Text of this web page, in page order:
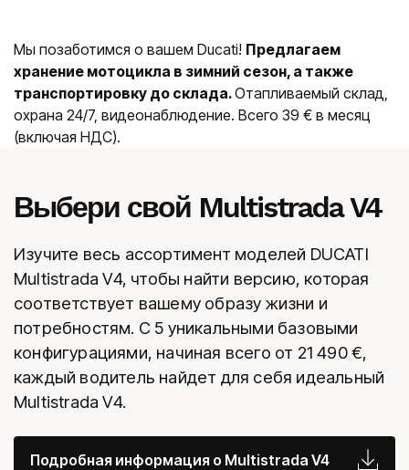
Мы позаботимся о вашем Ducati! Предлагаем
хранение мотоцикла в зимний сезон, а также
транспортировку до склада.Отапливаемый склад,
охрана 24/7, видеонаблюдение. Всего 39 € в месяц
(включая НДС).
Выбери свой Multistrada V4
Изучите весь ассортимент моделей DUCATI
Multistrada V4, чтобы найти версию, которая
соответствует вашему образу жизни и
потребностям. С 5 уникальными базовыми
конфигурациями, начиная всего от 21 490€,
каждый водитель найдет для себя идеальный
Multistrada V4.
Подробная информация о Multistrada V4